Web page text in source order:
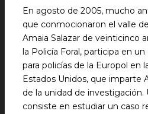
En agosto de 2005, mucho
que conmocionaron el valle
Amaia Salazar de veinticinco
la Policía Foral, participa en
para policías de la Europol en
Estados Unidos, que imparte
de la unidad de investigación.
consiste en estudiar un caso